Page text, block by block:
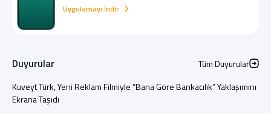
Uygulamayı İndir
Duyurular
Tüm Duyurular
Kuveyt Türk, Yeni Reklam Filmiyle “Bana Göre Bankacılık” Yaklaşımını
Ekrana Taşıdı